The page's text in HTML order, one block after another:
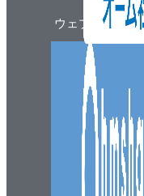
ウェブマガジン